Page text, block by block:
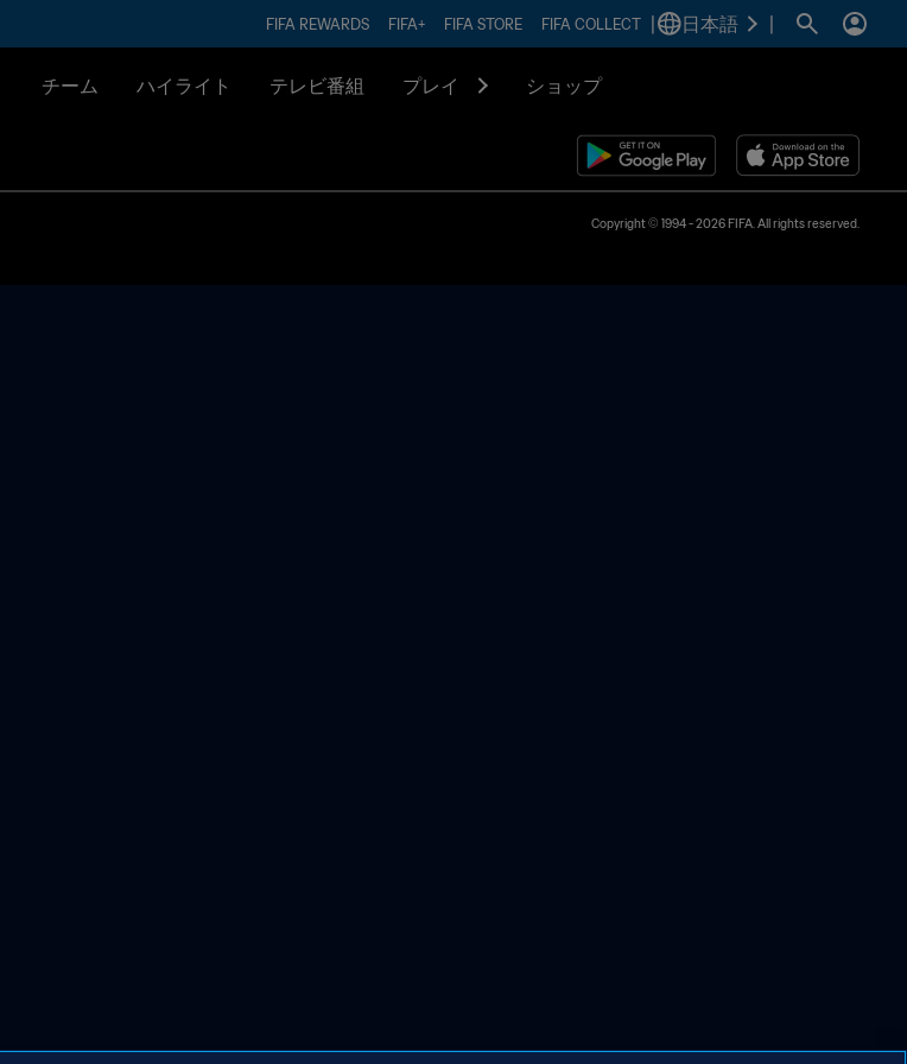
FIFA REWARDS FIFA+ FIFA STORE FIFA COLLECT 日本語
チーム ハイライト テレビ番組 プレイ ショップ
Copyright © 1994 - 2026 FIFA. All rights reserved.